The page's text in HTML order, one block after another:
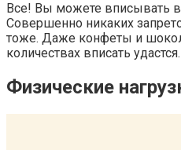
Все! Вы можете вписывать
Совершенно никаких
тоже. Даже конфеты и
количествах вписать удастся.
Физические